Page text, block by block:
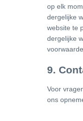
op elk
dergelijke
website te
dergelijke
9.
Voor
ons